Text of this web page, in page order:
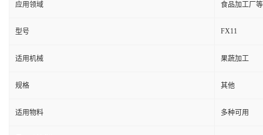
应用领域 食品加工厂
型号 FX11
适用机械 果蔬加工
规格 其他
适用物料 多种可用